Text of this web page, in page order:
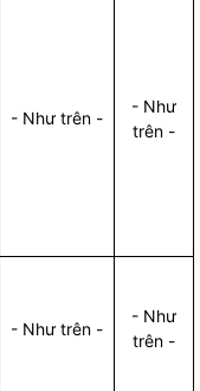
- Như trên -
- Như
trên -
- Như trên -
- Như
trên -